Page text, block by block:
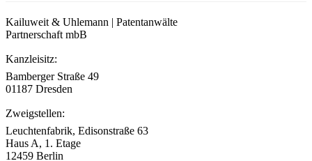
Kailuweit & Uhlemann | Patentanwälte
Partnerschaft mbB
Kanzleisitz:
Bamberger Straße 49
01187 Dresden
Zweigstellen:
Leuchtenfabrik, Edisonstraße 63
Haus A, 1. Etage
12459 Berlin